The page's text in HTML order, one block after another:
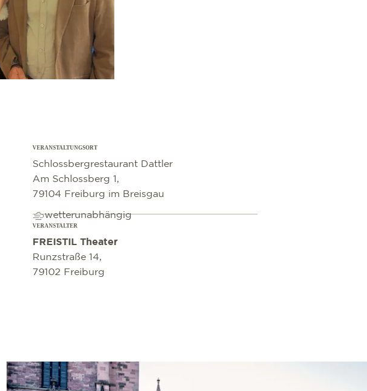
VERANSTALTUNGSORT
Schlossbergrestaurant Dattler
Am Schlossberg 1,
79104 Freiburg im Breisgau
wetterunabhängig
VERANSTALTER
FREISTIL Theater
Runzstraße 14,
79102 Freiburg
mehr erfahren